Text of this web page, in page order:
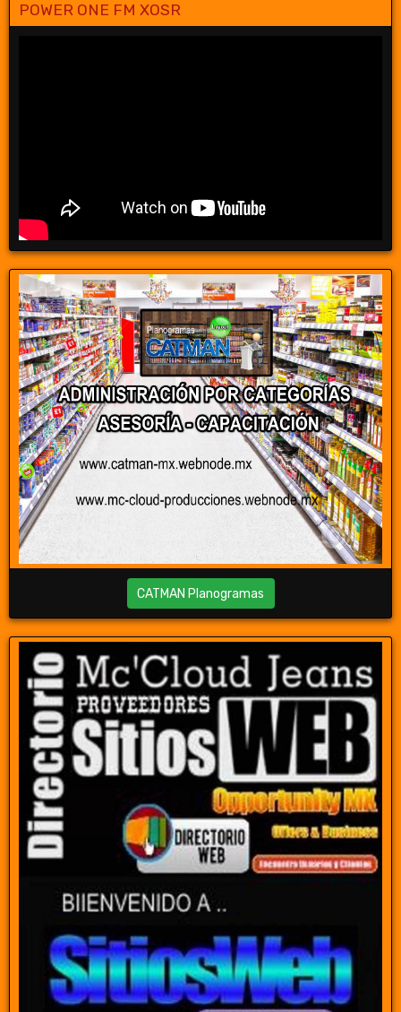
POWER ONE FM XOSR
CATMAN Planogramas